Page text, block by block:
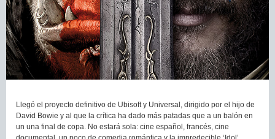
Llegó el proyecto definitivo de Ubisoft y Universal, dirigido por el hijo de
David Bowie y al que la crítica ha dado más patadas que a un balón en
un una final de copa. No estará sola: cine español, francés, cine